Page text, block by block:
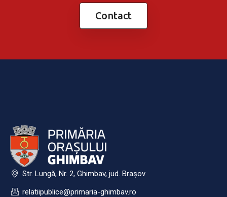
Contact
Str. Lungă, Nr. 2, Ghimbav, jud. Brașov
relatiipublice@primaria-ghimbav.ro